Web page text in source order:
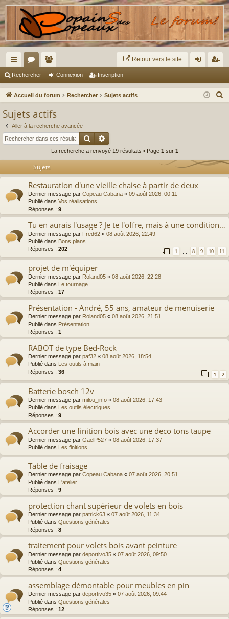
ac
co
ci
s
or
u m
Retour vers le site
ne cri
Rechercher Connexion Inscription
Accueil du forum Rechercher Sujets actifs
c
h
Sujets actifs
Aller à la recherche avancée
Rechercher
Recherche avancée
La recherche a renvoyé 19 résultats • Page 1 sur 1
Sujets
Restauration d'une vieille chaise à partir de deux
Dernier message par Copeau Cabana « 09 août 2026, 00:11
Publié dans Vos réalisations
Réponses : 9
Tu en aurais l'usage ? Je te l'offre, mais à une condition…
Dernier message par Fred62 « 08 août 2026, 22:49
Publié dans Bons plans
Réponses : 202 1 … 8 9 10 11
projet de m'équiper
Dernier message par Roland05 « 08 août 2026, 22:28
Publié dans
Le tournage
Réponses : 17
Présentation - André, 55 ans, amateur de menuiserie
Dernier message par Roland05 « 08 août 2026, 21:51
Publié dans Présentation
Réponses : 1
RABOT de type Bed-Rock
Dernier message par paf32 « 08 août 2026, 18:54
Publié dans
Les outils à main
Réponses : 36 1 2
Batterie bosch 12v
Dernier message par milou_info « 08 août 2026, 17:43
Publié dans Les outils électriques
Réponses : 9
Accorder une finition bois avec une deco tons taupe
Dernier message par GaelP527 « 08 août 2026, 17:37
Publié dans Les finitions
Table de fraisage
Dernier message par Copeau Cabana « 07 août 2026, 20:51
Publié dans L'atelier
Réponses : 9
protection chant supérieur de volets en bois
Dernier message par patrick63 « 07 août 2026, 11:34
Publié dans Questions générales
Réponses : 8
traitement pour volets bois avant peinture
Dernier message par deportivo35 « 07 août 2026, 09:50
Publié dans Questions générales
Réponses : 4
assemblage démontable pour meubles en pin
Dernier message par deportivo35 « 07 août 2026, 09:44
Publié dans Questions générales
Réponses : 12